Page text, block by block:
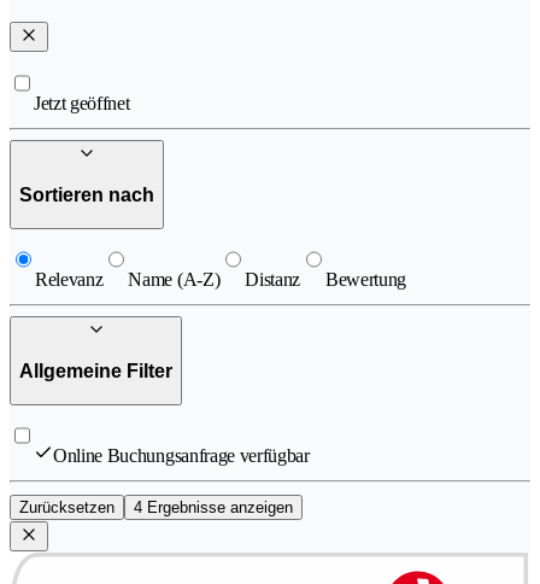
Jetzt geöffnet
Sortieren nach
Relevanz Name (A-Z) Distanz Bewertung
Allgemeine Filter
Online Buchungsanfrage verfügbar
Zurücksetzen 4 Ergebnisse anzeigen